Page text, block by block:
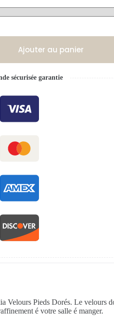
Ajouter au panier
sécurisée garantie
Velours Pieds Dorés. Le velours
é votre salle é manger.